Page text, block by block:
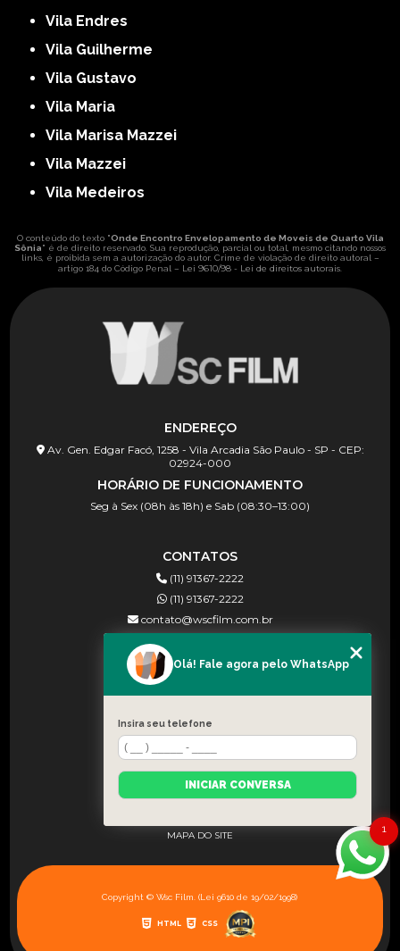
Vila Endres
Vila Guilherme
Vila Gustavo
Vila Maria
Vila Marisa Mazzei
Vila Mazzei
Vila Medeiros
O conteúdo do texto "Onde Encontro Envelopamento de Moveis de Quarto Vila
Sônia" é de direito reservado. Sua reprodução, parcial ou total, mesmo citando nossos
links, é proibida sem a autorização do autor. Crime de violação de direito autoral –
artigo 184 do Código Penal – Lei 9610/98 - Lei de direitos autorais.
ENDEREÇO
Av. Gen. Edgar Facó, 1258 - Vila Arcadia São Paulo - SP - CEP:
02924-000
HORÁRIO DE FUNCIONAMENTO
Seg à Sex (08h às 18h) e Sab (08:30–13:00)
CONTATOS
(11) 91367-2222
(11) 91367-2222
contato@wscfilm.com.br
MENU
HOME
CONTATO
MAPA DO SITE
Copyright © Wsc Film. (Lei 9610 de 19/02/1998)
HTML CSS
1
Olá! Fale agora pelo WhatsApp
Insira seu telefone
INICIAR CONVERSA